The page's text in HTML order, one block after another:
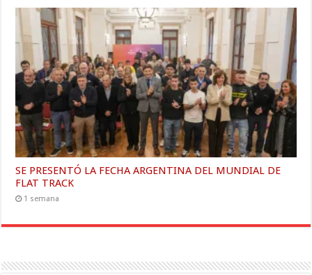
SE PRESENTÓ LA FECHA ARGENTINA DEL MUNDIAL DE
FLAT TRACK
1 semana